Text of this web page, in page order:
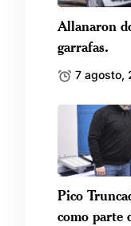
Allanaron
garrafas.
7 agosto,
Pico
como parte